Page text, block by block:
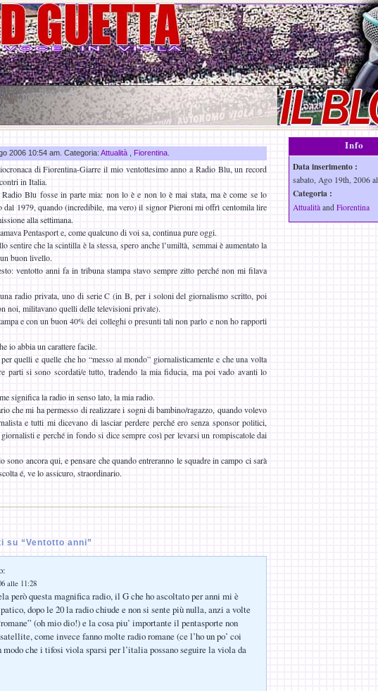
2006 10:54 am. Categoria: Attualità Fiorentina
di Fiorentina-Giarre il mio ventottesimo anno a Radio Blu, un record
in Italia.
Blu fosse in parte mia: non lo è e non lo è mai stata, ma è come se lo
dal 1979, quando (incredibile, ma vero) il signor Pieroni mi offrì centomila lire
alla settimana.
Pentasport e, come qualcuno di voi sa, continua pure oggi.
sentire che la scintilla è la stessa, spero anche l’umiltà, semmai è aumentato la
buon livello.
ventotto anni fa in tribuna stampa stavo sempre zitto perché non mi filava
radio privata, uno di serie C (in B, per i soloni del giornalismo scritto, poi
noi, militavano quelli delle televisioni private).
e con un buon 40% dei colleghi o presunti tali non parlo e non ho rapporti
io abbia un carattere facile.
quelli e quelle che ho “messo al mondo” giornalisticamente e che una volta
parti si sono scordati/e tutto, tradendo la mia fiducia, ma poi vado avanti lo
significa la radio in senso lato, la mia radio.
che mi ha permesso di realizzare i sogni di bambino/ragazzo, quando volevo
e tutti mi dicevano di lasciar perdere perché ero senza sponsor politici,
e perché in fondo si dice sempre così per levarsi un rompiscatole dai
sono ancora qui, e pensare che quando entreranno le squadre in campo ci sarà
é, ve lo assicuro, straordinario.
su “Ventotto anni”
alle 11:28
però questa magnifica radio, il G che ho ascoltato per anni mi è
dopo le 20 la radio chiude e non si sente più nulla, anzi a volte
(oh mio dio!) e la cosa piu’ importante il pentasporte non
come invece fanno molte radio romane (ce l’ho un po’ coi
che i tifosi viola sparsi per l’italia possano seguire la viola da
Info
Data inserimento :
sabato, Ago 19th, 2006
Categoria :
Attualità and Fiorentina